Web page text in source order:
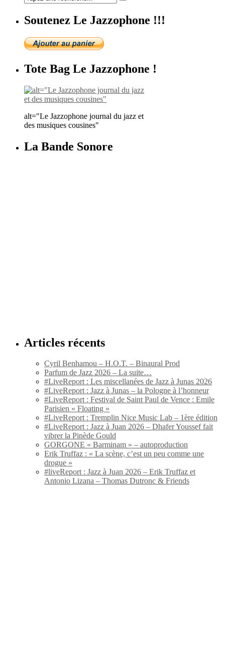
Soutenez Le Jazzophone !!!
Tote Bag Le Jazzophone !
alt="Le Jazzophone journal du jazz et
des musiques cousines"
La Bande Sonore
Articles récents
Cyril Benhamou – H.O.T. – Binaural Prod
Parfum de Jazz 2026 – La suite…
#LiveReport : Les miscellanées de Jazz à Junas 2026
#LiveReport : Jazz à Junas – la Pologne à l’honneur
#LiveReport : Festival de Saint Paul de Vence : Emile
Parisien « Floating »
#LiveReport : Tremplin Nice Music Lab – 1ère édition
#LiveReport : Jazz à Juan 2026 – Dhafer Youssef fait
vibrer la Pinède Gould
GORGONE « Barminam » – autoproduction
Erik Truffaz : « La scène, c’est un peu comme une
drogue »
#liveReport : Jazz à Juan 2026 – Erik Truffaz et
Antonio Lizana – Thomas Dutronc & Friends